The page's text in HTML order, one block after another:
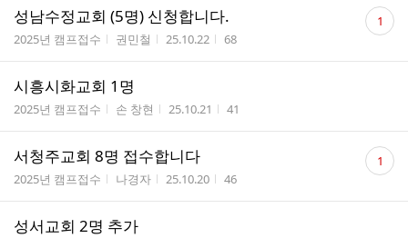
성남수정교회 (5명) 신청합니다.
게시판명
2025년 캠프접수 작성자
권민철 작성시간
25.10.22 조회수
68
댓
글 1
시흥시화교회 1명
게시판명
2025년 캠프접수 작성자
손 창현 작성시간
25.10.21 조회수
41
서청주교회 8명 접수합니다
게시판명
2025년 캠프접수 작성자
나경자 작성시간
25.10.20 조회수
46
댓
글 1
성서교회 2명 추가